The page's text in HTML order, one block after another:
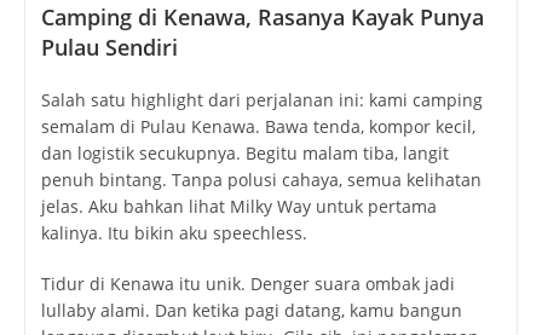
Camping di Kenawa, Rasanya Kayak Punya
Pulau Sendiri
Salah satu highlight dari perjalanan ini: kami camping
semalam di Pulau Kenawa. Bawa tenda, kompor kecil,
dan logistik secukupnya. Begitu malam tiba, langit
penuh bintang. Tanpa polusi cahaya, semua kelihatan
jelas. Aku bahkan lihat Milky Way untuk pertama
kalinya. Itu bikin aku speechless.
Tidur di Kenawa itu unik. Denger suara ombak jadi
lullaby alami. Dan ketika pagi datang, kamu bangun